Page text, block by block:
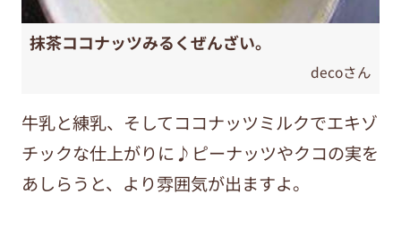
抹茶ココナッツみるくぜんざい。
decoさん
牛乳と練乳、そしてココナッツミルクでエキゾ
チックな仕上がりに♪ピーナッツやクコの実を
あしらうと、より雰囲気が出ますよ。